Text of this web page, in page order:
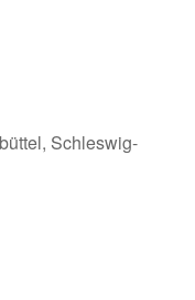
Schleswig-